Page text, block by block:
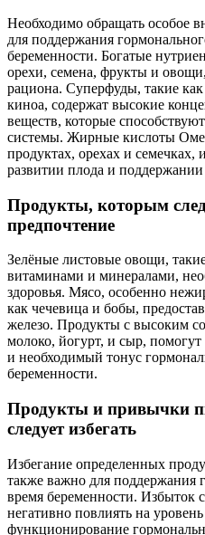
Необходимо обращать особое
для поддержания
беременности. Богатые
орехи, семена, фрукты и
рациона. Суперфуды, такие
киноа, содержат высокие
веществ, которые
системы. Жирные кислоты
продуктах, орехах и
развитии плода и
Продукты, которым
предпочтение
Зелёные листовые овощи,
витаминами и минералами,
здоровья. Мясо, особенно
как чечевица и бобы,
железо. Продукты с высоким
молоко, йогурт, и сыр, помогут
и необходимый тонус
беременности.
Продукты и привычки
следует избегать
Избегание определенных
также важно для поддержания
время беременности. Избыток
негативно повлиять на
функционирование